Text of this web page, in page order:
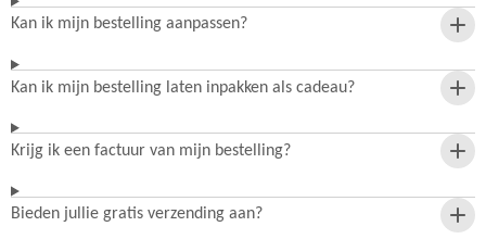
Kan ik mijn bestelling aanpassen?
Kan ik mijn bestelling laten inpakken als cadeau?
Krijg ik een factuur van mijn bestelling?
Bieden jullie gratis verzending aan?